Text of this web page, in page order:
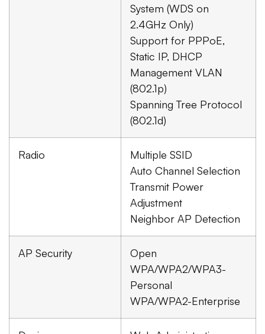
System (WDS on
2.4GHz Only)
Support for PPPoE,
Static IP, DHCP
Management VLAN
(802.1p)
Spanning Tree Protocol
(802.1d)
Radio
Multiple SSID
Auto Channel Selection
Transmit Power
Adjustment
Neighbor AP Detection
AP Security
Open
WPA/WPA2/WPA3-
Personal
WPA/WPA2-Enterprise